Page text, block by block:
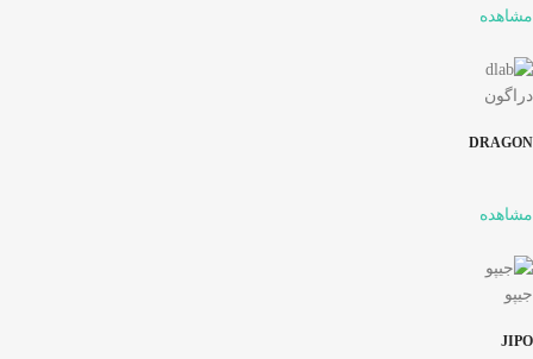
مشاهده
دراگون
DRAGON
مشاهده
جیپو
JIPO